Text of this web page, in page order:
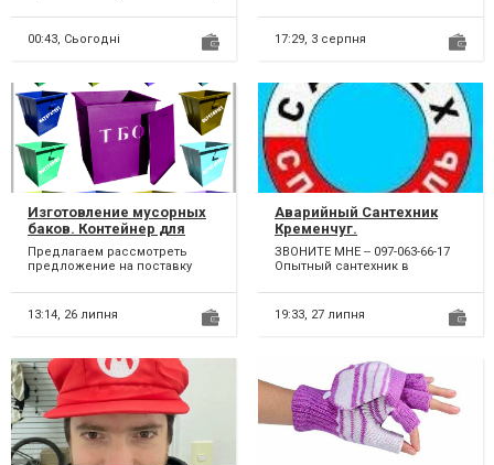
Покупався у США....
00:43, Сьогодні
50 см. (80-100 см.)...
17:29, 3 серпня
Изготовление мусорных
баков. Контейнер для
сбора мусора (ТБО
отходов)
Предлагаем рассмотреть
предложение на поставку
хранения, сбора и вывоза на
утилиз...
13:14, 26 липня
Аварийный Сантехник
Кременчуг.
ЗВОНИТЕ МНЕ -- 097-063-66-17
Опытный сантехник в
по ремонту, наладке...
19:33, 27 липня